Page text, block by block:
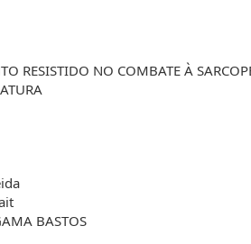
RESISTIDO NO COMBATE À
BASTOS